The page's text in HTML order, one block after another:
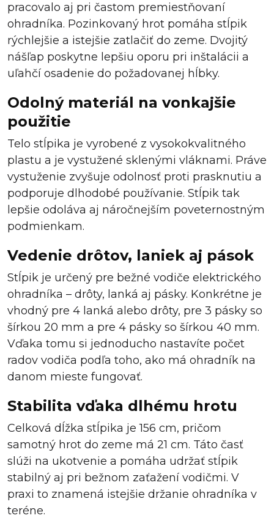
pracovalo aj pri častom premiestňovaní
ohradníka. Pozinkovaný hrot pomáha stĺpik
rýchlejšie a istejšie zatlačiť do zeme. Dvojitý
nášľap poskytne lepšiu oporu pri inštalácii a
uľahčí osadenie do požadovanej hĺbky.
Odolný materiál na vonkajšie
použitie
Telo stĺpika je vyrobené z vysokokvalitného
plastu a je vystužené sklenými vláknami. Práve
vystuženie zvyšuje odolnosť proti prasknutiu a
podporuje dlhodobé používanie. Stĺpik tak
lepšie odoláva aj náročnejším poveternostným
podmienkam.
Vedenie drôtov, laniek aj pások
Stĺpik je určený pre bežné vodiče elektrického
ohradníka – drôty, lanká aj pásky. Konkrétne je
vhodný pre 4 lanká alebo drôty, pre 3 pásky so
šírkou 20 mm a pre 4 pásky so šírkou 40 mm.
Vďaka tomu si jednoducho nastavíte počet
radov vodiča podľa toho, ako má ohradník na
danom mieste fungovať.
Stabilita vďaka dlhému hrotu
Celková dĺžka stĺpika je 156 cm, pričom
samotný hrot do zeme má 21 cm. Táto časť
slúži na ukotvenie a pomáha udržať stĺpik
stabilný aj pri bežnom zaťažení vodičmi. V
praxi to znamená istejšie držanie ohradníka v
teréne.